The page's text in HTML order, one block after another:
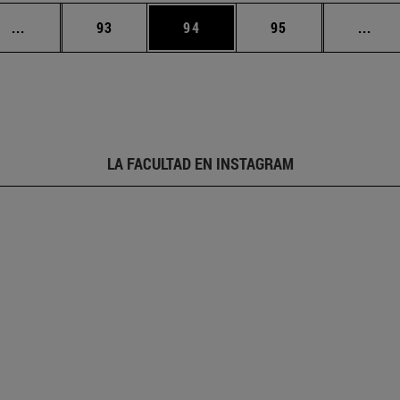
... Páginas intermedias Use TAB para desplazarse.
Página
93 Página
94 Página
95 ...
LA FACULTAD EN INSTAGRAM